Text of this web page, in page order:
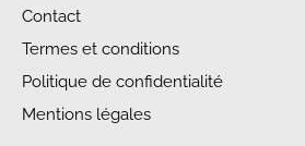
Contact
Termes et conditions
Politique de confidentialité
Mentions légales